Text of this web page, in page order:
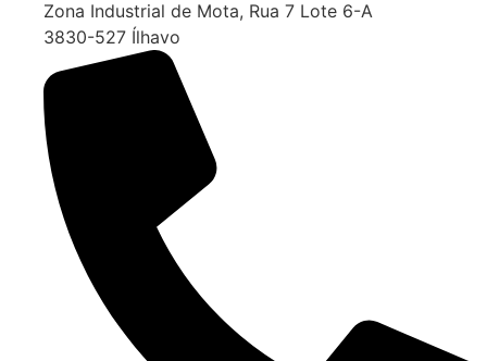
Zona Industrial de Mota, Rua 7 Lote 6-A
3830-527 Ílhavo